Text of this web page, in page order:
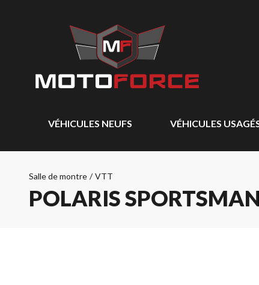
VÉHICULES NEUFS VÉHICULES
Salle de montre / VTT
POLARIS